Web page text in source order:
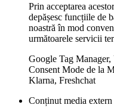
Prin acceptarea
depășesc funcțiile de
noastră în mod
următoarele servicii
Google Tag
Consent Mode de la
Klarna, Freshchat
Conținut media extern